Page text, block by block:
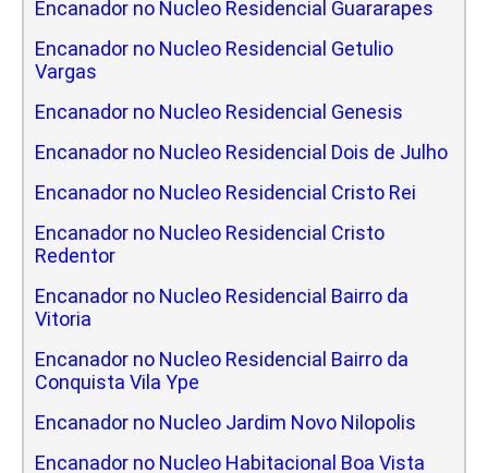
Encanador no Nucleo Residencial Guararapes
Encanador no Nucleo Residencial Getulio
Vargas
Encanador no Nucleo Residencial Genesis
Encanador no Nucleo Residencial Dois de Julho
Encanador no Nucleo Residencial Cristo Rei
Encanador no Nucleo Residencial Cristo
Redentor
Encanador no Nucleo Residencial Bairro da
Vitoria
Encanador no Nucleo Residencial Bairro da
Conquista Vila Ype
Encanador no Nucleo Jardim Novo Nilopolis
Encanador no Nucleo Habitacional Boa Vista